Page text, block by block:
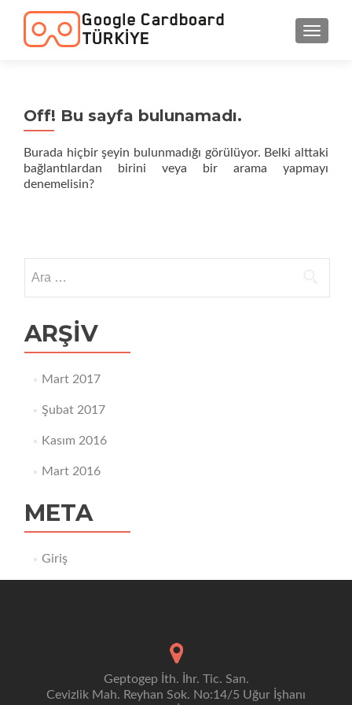
Off! Bu sayfa bulunamadı.
Burada hiçbir şeyin bulunmadığı görülüyor. Belki alttaki
bağlantılardan birini veya bir arama yapmayı
denemelisin?
ARŞIV
Mart 2017
Şubat 2017
Kasım 2016
Mart 2016
META
Giriş
Geptogep İth. İhr. Tic. San.
Cevizlik Mah. Reyhan Sok. No:14/5 Uğur İşhanı